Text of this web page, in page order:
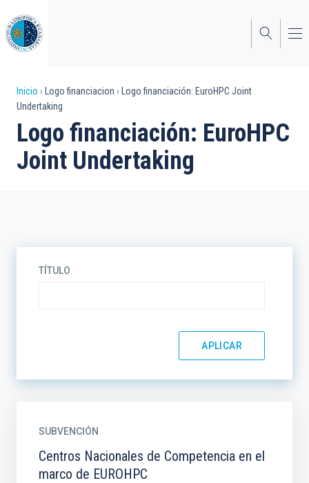
al
contenido
principal
Sobrescribir
enlaces
de
ayuda
Inicio Logo financiacion
Logo financiación: EuroHPC Joint
Undertaking
Logo financiación: EuroHPC
Joint Undertaking
TÍTULO
SUBVENCIÓN
Centros Nacionales de Competencia en el
marco de EUROHPC